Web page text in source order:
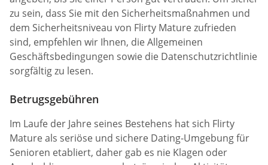
zu sein, dass Sie mit den Sicherheitsmaßnahmen und
dem Sicherheitsniveau von Flirty Mature zufrieden
sind, empfehlen wir Ihnen, die Allgemeinen
Geschäftsbedingungen sowie die Datenschutzrichtlinie
sorgfältig zu lesen.
Betrugsgebühren
Im Laufe der Jahre seines Bestehens hat sich Flirty
Mature als seriöse und sichere Dating-Umgebung für
Senioren etabliert, daher gab es nie Klagen oder